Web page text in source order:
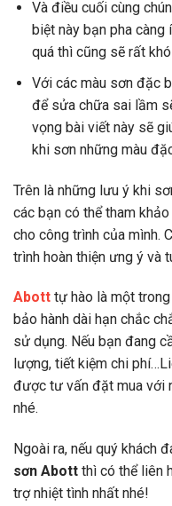
Và điều cuối cùng
biệt này bạn pha
quá thì cũng sẽ rất
Với các màu sơn đặc
để sửa chữa sai lầm
vọng bài viết này sẽ
khi sơn những màu
Trên là những lưu ý khi
các bạn có thể tham
cho công trình của mình.
trình hoàn thiện ưng ý và
Abott tự hào là một
bảo hành dài hạn chắc
sử dụng. Nếu bạn đang
lượng, tiết kiệm chi
được tư vấn đặt mua với
nhé.
Ngoài ra, nếu quý khách
sơn Abott thì có thể liên
trợ nhiệt tình nhất nhé!